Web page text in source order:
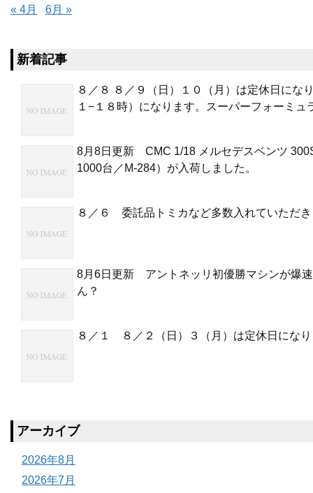
« 4月
6月 »
新着記事
８／８ ８／９（日）１０（月）は定休日にな
１−１８時）になります。スーパーフォーミュ
8月8日更新 CMC 1/18 メルセデスベンツ
1000台／M-284）が入荷しました。
８／６ 委託品トミカなど多数入れていただ
8月6日更新 アントネッリ初優勝マシンが爆
ん？
８／１ ８／２（日）３（月）は定休日にな
アーカイブ
2026年8月
2026年7月